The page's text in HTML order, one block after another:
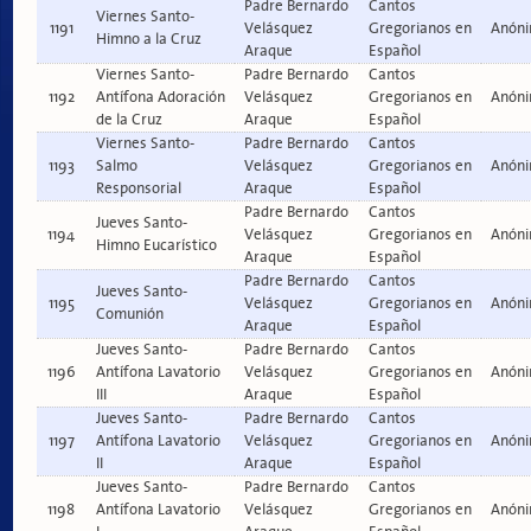
1191
Viernes Santo-
Himno a la Cruz
Padre Bernardo
Velásquez
Araque
Cantos
Gregorianos en
Español
1192
Viernes Santo-
Antífona Adoración
de la Cruz
Padre Bernardo
Velásquez
Araque
Cantos
Gregorianos en
Español
1193
Viernes Santo-
Salmo
Responsorial
Padre Bernardo
Velásquez
Araque
Cantos
Gregorianos en
Español
1194
Jueves Santo-
Himno Eucarístico
Padre Bernardo
Velásquez
Araque
Cantos
Gregorianos en
Español
1195
Jueves Santo-
Comunión
Padre Bernardo
Velásquez
Araque
Cantos
Gregorianos en
Español
1196
Jueves Santo-
Antífona Lavatorio
Padre Bernardo
Velásquez
Araque
Cantos
Gregorianos en
Español
1197
Jueves Santo-
Antífona Lavatorio
Padre Bernardo
Velásquez
Araque
Cantos
Gregorianos en
Español
1198
Jueves Santo-
Antífona Lavatorio
Padre Bernardo
Velásquez
Cantos
Gregorianos en